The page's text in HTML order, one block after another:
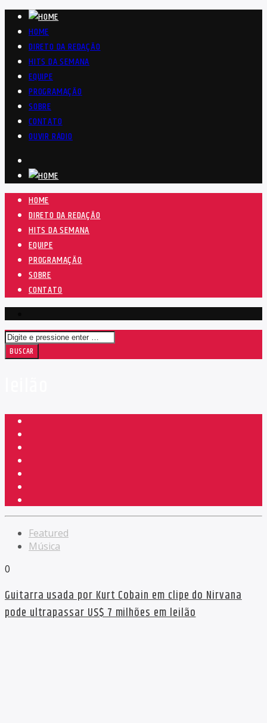
HOME
DIRETO DA REDAÇÃO
HITS DA SEMANA
EQUIPE
PROGRAMAÇÃO
SOBRE
CONTATO
OUVIR RÁDIO
HOME
DIRETO DA REDAÇÃO
HITS DA SEMANA
EQUIPE
PROGRAMAÇÃO
SOBRE
CONTATO
Featured
Música
0
Guitarra usada por Kurt Cobain em clipe do Nirvana
pode ultrapassar US$ 7 milhões em leilão